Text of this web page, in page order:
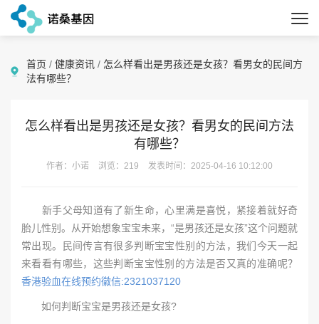
首页 / 健康资讯 / 怎么样看出是男孩还是女孩？看男女的民间方
法有哪些？
怎么样看出是男孩还是女孩？看男女的民间方法
有哪些？
作者：小诺 浏览：219 发表时间：2025-04-16 10:12:00
新手父母知道有了新生命，心里满是喜悦，紧接着就好奇
胎儿性别。从开始想象宝宝未来，“是男孩还是女孩”这个问题就
常出现。民间传言有很多判断宝宝性别的方法，我们今天一起
来看看有哪些，这些判断宝宝性别的方法是否又真的准确呢？
香港验血在线预约徽信:2321037120
如何判断宝宝是男孩还是女孩?